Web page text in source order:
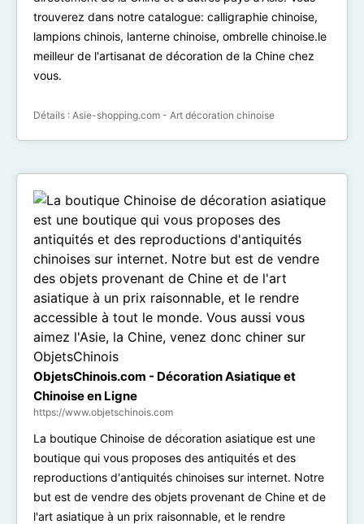
trouverez dans notre catalogue: calligraphie chinoise,
lampions chinois, lanterne chinoise, ombrelle chinoise.le
meilleur de l'artisanat de décoration de la Chine chez
vous.
Détails : Asie-shopping.com - Art décoration chinoise
ObjetsChinois.com - Décoration Asiatique et
Chinoise en Ligne
https://www.objetschinois.com
La boutique Chinoise de décoration asiatique est une
boutique qui vous proposes des antiquités et des
reproductions d'antiquités chinoises sur internet. Notre
but est de vendre des objets provenant de Chine et de
l'art asiatique à un prix raisonnable, et le rendre